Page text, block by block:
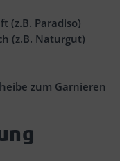
(z.B. Paradiso)
(z.B. Naturgut)
zum Garnieren